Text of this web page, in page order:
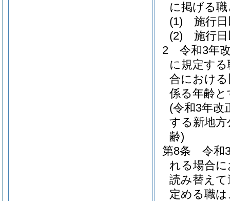
に掲げる
(1)
施行
(2)
施行
2
令和3年
に規定す
合におけ
係る年齢
(令和3年改
する新地
齢)
第8条
令和
れる場合
読み替え
定める職